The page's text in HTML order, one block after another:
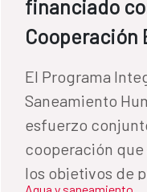
financiado
Cooperación
El Programa
Saneamiento
esfuerzo
cooperación que
los objetivos de